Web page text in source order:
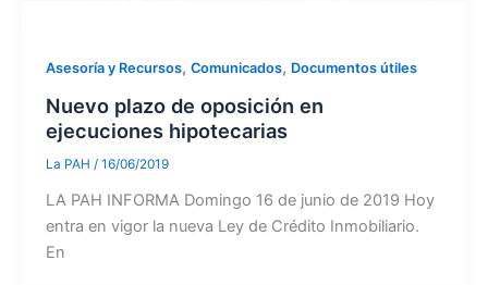
Asesoría y Recursos, Comunicados, Documentos útiles
Nuevo plazo de oposición en
ejecuciones hipotecarias
La PAH / 16/06/2019
LA PAH INFORMA Domingo 16 de junio de 2019 Hoy
entra en vigor la nueva Ley de Crédito Inmobiliario.
En